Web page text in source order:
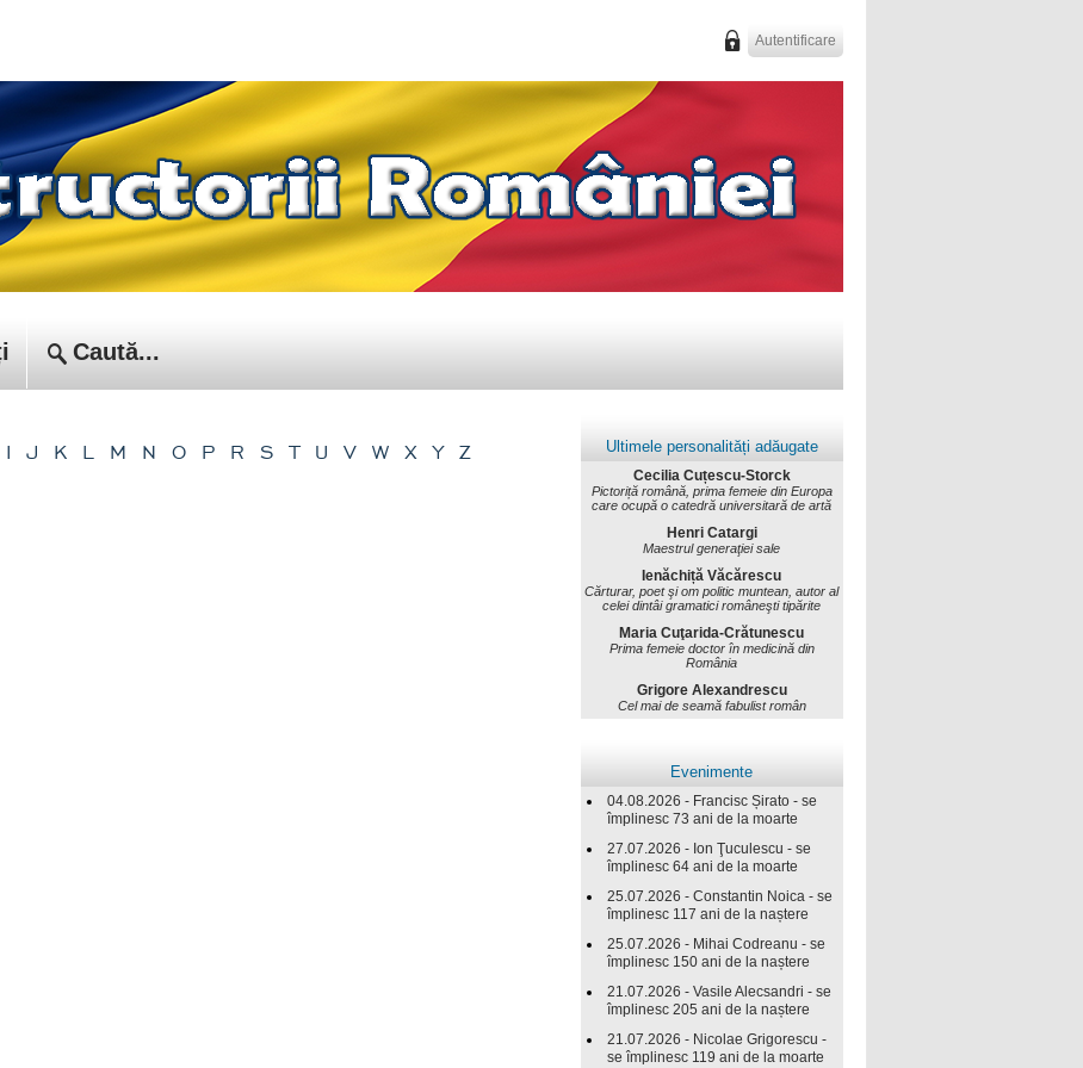
Autentificare
I J K L M N O P R S T U V W X Y Z Ultimele personalități adăugate
Cecilia Cuțescu-Storck
Pictoriță română, prima femeie din Europa
care ocupă o catedră universitară de artă
Henri Catargi
Maestrul generaţiei sale
Ienăchiță Văcărescu
Cărturar, poet şi om politic muntean, autor al
celei dintâi gramatici româneşti tipărite
Maria Cuţarida-Crătunescu
Prima femeie doctor în medicină din
România
Grigore Alexandrescu
Cel mai de seamă fabulist român
Evenimente
04.08.2026 - Francisc Șirato - se
împlinesc 73 ani de la moarte
27.07.2026 - Ion Ţuculescu - se
împlinesc 64 ani de la moarte
25.07.2026 - Constantin Noica - se
împlinesc 117 ani de la naștere
25.07.2026 - Mihai Codreanu - se
împlinesc 150 ani de la naștere
21.07.2026 - Vasile Alecsandri - se
împlinesc 205 ani de la naștere
21.07.2026 - Nicolae Grigorescu -
se împlinesc 119 ani de la moarte